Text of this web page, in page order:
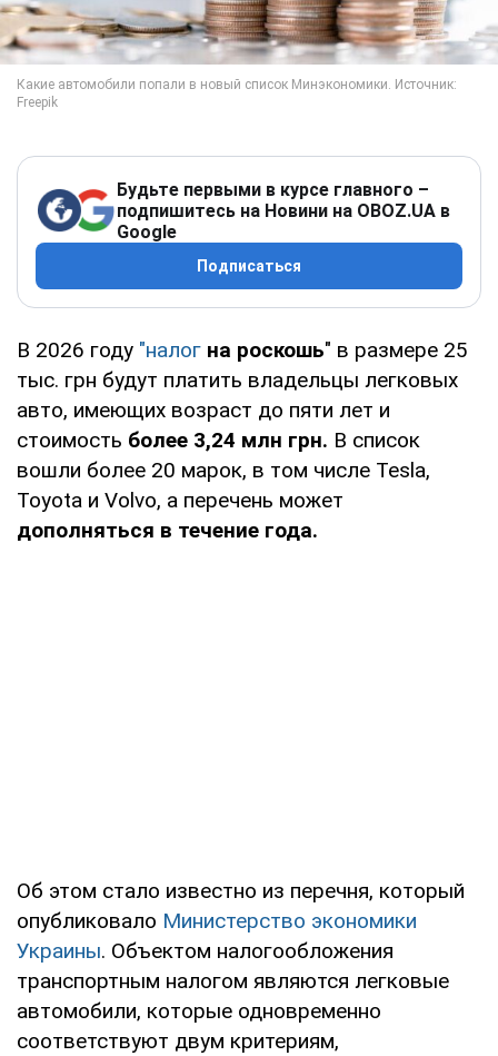
Будьте первыми в курсе главного –
подпишитесь на Новини на OBOZ.UA в
Google
Подписаться
В 2026 году "налог на роскошь" в размере 25
тыс. грн будут платить владельцы легковых
авто, имеющих возраст до пяти лет и
стоимость более 3,24 млн грн. В список
вошли более 20 марок, в том числе Tesla,
Toyota и Volvo, а перечень может
дополняться в течение года.
Об этом стало известно из перечня, который
опубликовало Министерство экономики
Украины. Объектом налогообложения
транспортным налогом являются легковые
автомобили, которые одновременно
соответствуют двум критериям,